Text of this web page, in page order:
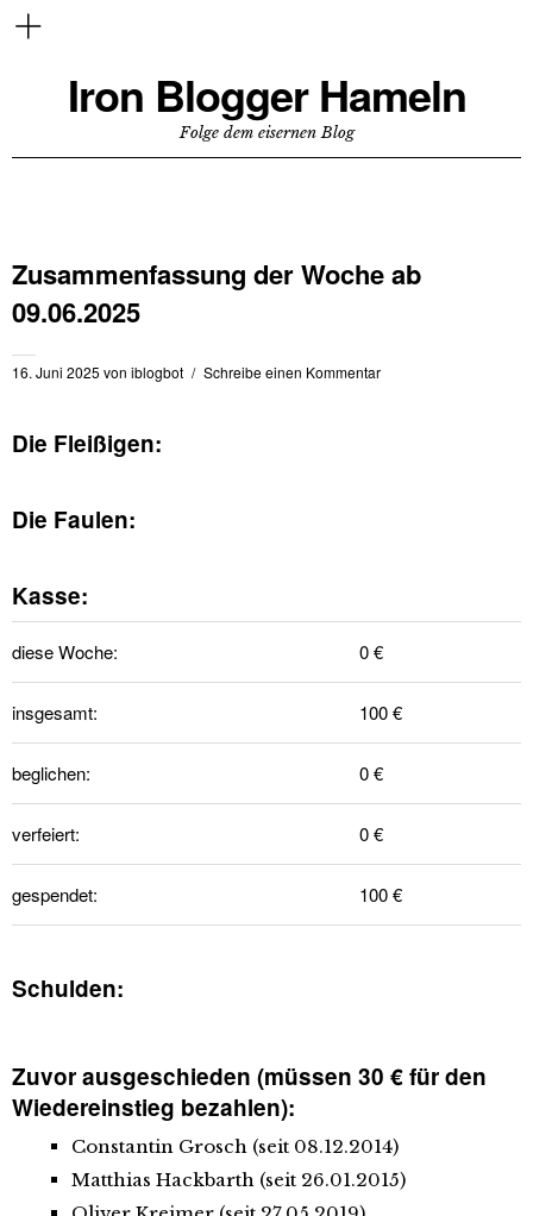
Iron Blogger Hameln
Folge dem eisernen Blog
Zusammenfassung der Woche ab
09.06.2025
16. Juni 2025 von iblogbot Schreibe einen Kommentar
Die Fleißigen:
Die Faulen:
Kasse:
diese Woche: 0 €
insgesamt: 100 €
beglichen: 0 €
verfeiert: 0 €
gespendet: 100 €
Schulden:
Zuvor ausgeschieden (müssen 30 € für den
Wiedereinstieg bezahlen):
Constantin Grosch (seit 08.12.2014)
Matthias Hackbarth (seit 26.01.2015)